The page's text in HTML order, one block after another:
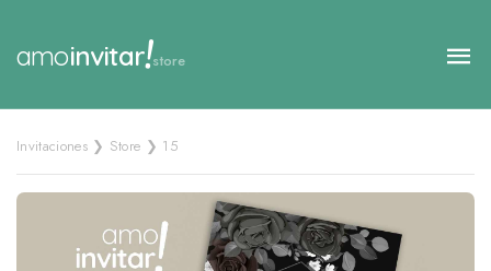
amoinvitar!store
Invitaciones ❯ Store ❯ 15